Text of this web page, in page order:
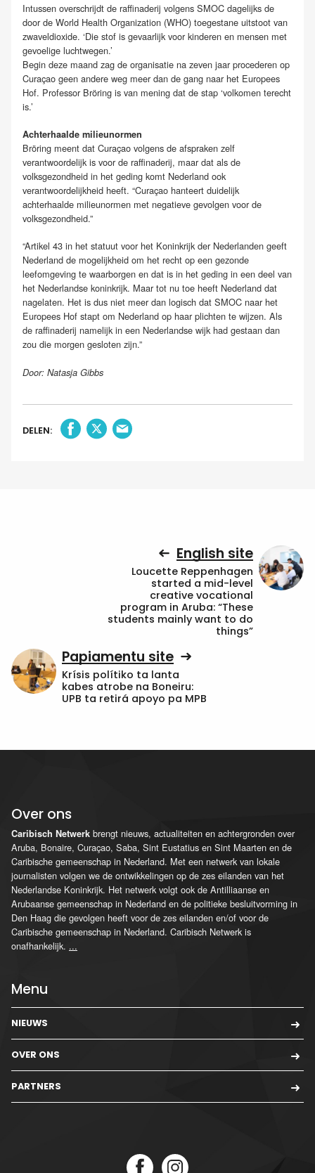
Intussen overschrijdt de raffinaderij volgens SMOC dagelijks de
door de World Health Organization (WHO) toegestane uitstoot van
zwaveldioxide. ‘Die stof is gevaarlijk voor kinderen en mensen met
gevoelige luchtwegen.’
Begin deze maand zag de organisatie na zeven jaar procederen op
Curaçao geen andere weg meer dan de gang naar het Europees
Hof. Professor Bröring is van mening dat de stap ‘volkomen terecht
is.’
Achterhaalde milieunormen
Bröring meent dat Curaçao volgens de afspraken zelf
verantwoordelijk is voor de raffinaderij, maar dat als de
volksgezondheid in het geding komt Nederland ook
verantwoordelijkheid heeft. “Curaçao hanteert duidelijk
achterhaalde milieunormen met negatieve gevolgen voor de
volksgezondheid.”
“Artikel 43 in het statuut voor het Koninkrijk der Nederlanden geeft
Nederland de mogelijkheid om het recht op een gezonde
leefomgeving te waarborgen en dat is in het geding in een deel van
het Nederlandse koninkrijk. Maar tot nu toe heeft Nederland dat
nagelaten. Het is dus niet meer dan logisch dat SMOC naar het
Europees Hof stapt om Nederland op haar plichten te wijzen. Als
de raffinaderij namelijk in een Nederlandse wijk had gestaan dan
zou die morgen gesloten zijn.”
Door: Natasja Gibbs
DELEN:
English site
Loucette Reppenhagen
started a mid-level
creative vocational
program in Aruba: “These
students mainly want to do
things”
Papiamentu site
Krísis polítiko ta lanta
kabes atrobe na Boneiru:
UPB ta retirá apoyo pa MPB
Over ons
Caribisch Netwerk brengt nieuws, actualiteiten en achtergronden over
Aruba, Bonaire, Curaçao, Saba, Sint Eustatius en Sint Maarten en de
Caribische gemeenschap in Nederland. Met een netwerk van lokale
journalisten volgen we de ontwikkelingen op de zes eilanden van het
Nederlandse Koninkrijk. Het netwerk volgt ook de Antilliaanse en
Arubaanse gemeenschap in Nederland en de politieke besluitvorming in
Den Haag die gevolgen heeft voor de zes eilanden en/of voor de
Caribische gemeenschap in Nederland. Caribisch Netwerk is
onafhankelijk. ...
Menu
NIEUWS
OVER ONS
PARTNERS